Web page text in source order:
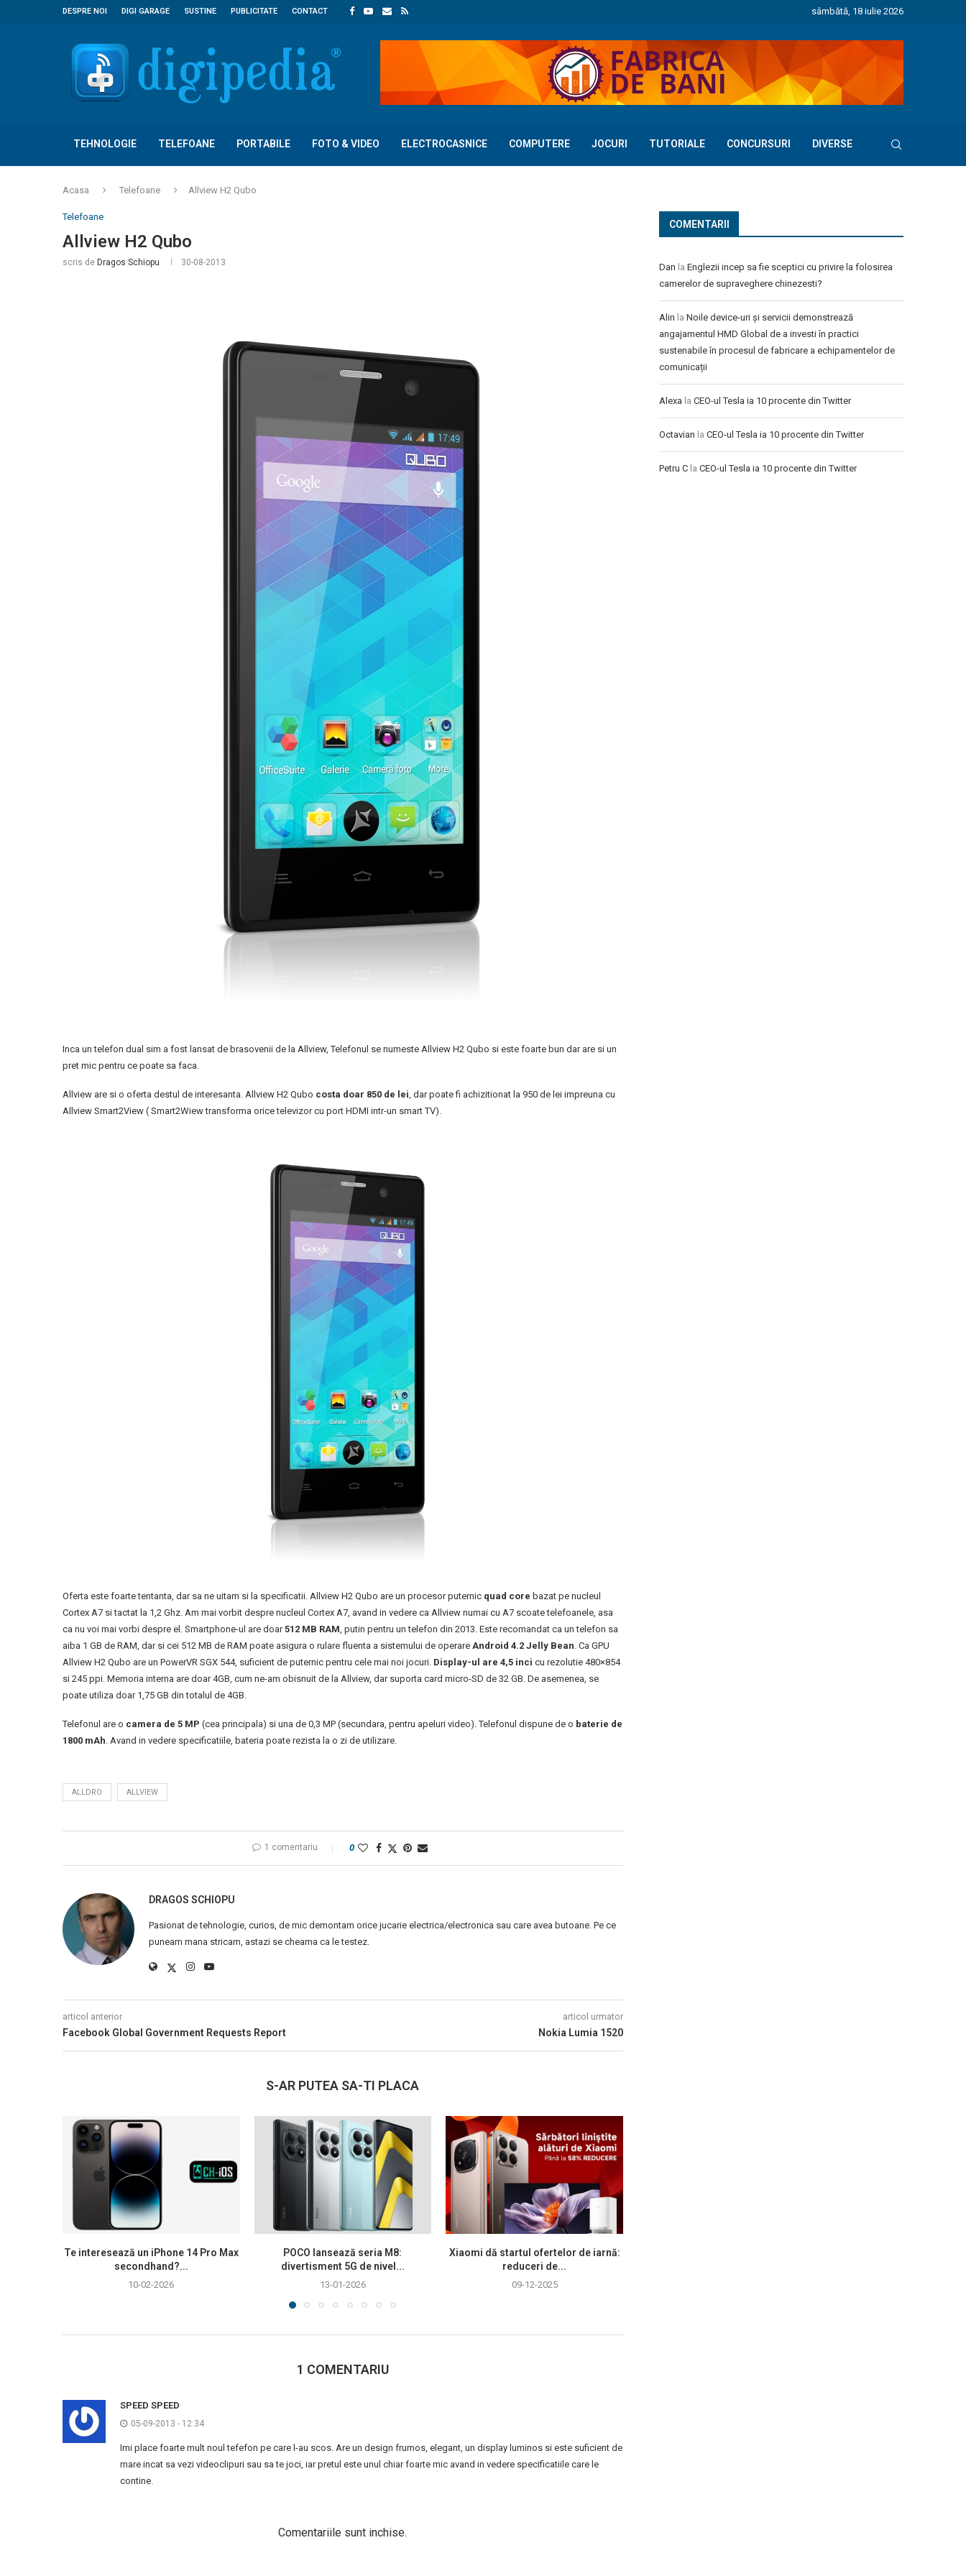
DESPRE NOI DIGI GARAGE SUSTINE PUBLICITATE CONTACT sâmbătă, 18 iulie 2026
TEHNOLOGIE TELEFOANE PORTABILE FOTO & VIDEO ELECTROCASNICE COMPUTERE JOCURI TUTORIALE CONCURSURI DIVERSE
Acasa Telefoane Allview H2 Qubo
Telefoane
Allview H2 Qubo
scris de Dragos Schiopu 30-08-2013
Inca un telefon dual sim a fost lansat de brasovenii de la Allview, Telefonul se numeste Allview H2 Qubo si este foarte bun dar are si un
pret mic pentru ce poate sa faca.
Allview are si o oferta destul de interesanta. Allview H2 Qubo costa doar 850 de lei, dar poate fi achizitionat la 950 de lei impreuna cu
Allview Smart2View ( Smart2Wiew transforma orice televizor cu port HDMI intr-un smart TV).
Oferta este foarte tentanta, dar sa ne uitam si la specificatii. Allview H2 Qubo are un procesor puternic quad core bazat pe nucleul
Cortex A7 si tactat la 1,2 Ghz. Am mai vorbit despre nucleul Cortex A7, avand in vedere ca Allview numai cu A7 scoate telefoanele, asa
ca nu voi mai vorbi despre el. Smartphone-ul are doar512 MB RAM , putin pentru un telefon din 2013. Este recomandat ca un telefon sa
aiba 1 GB de RAM, dar si cei 512 MB de RAM poate asigura o rulare fluenta a sistemului de operare Android 4.2 Jelly Bean . Ca GPU
Allview H2 Qubo are un PowerVR SGX 544, suficient de puternic pentru cele mai noi jocuri. Display-ul are 4,5 inci cu rezolutie 480×854
si 245 ppi. Memoria interna are doar 4GB, cum ne-am obisnuit de la Allview, dar suporta card micro-SD de 32 GB. De asemenea, se
poate utiliza doar 1,75 GB din totalul de 4GB.
Telefonul are o camera de 5 MP (cea principala) si una de 0,3 MP (secundara, pentru apeluri video). Telefonul dispune de o baterie de
1800 mAh . Avand in vedere specificatiile, bateria poate rezista la o zi de utilizare.
ALLDRO ALLVIEW
1 comentariu 0
DRAGOS SCHIOPU
Pasionat de tehnologie, curios, de mic demontam orice jucarie electrica/electronica sau care avea butoane. Pe ce
puneam mana stricam, astazi se cheama ca le testez.
articol anterior
Facebook Global Government Requests Report
articol urmator
Nokia Lumia 1520
S-AR PUTEA SA-TI PLACA
Te interesează un iPhone 14 Pro Max
secondhand?...
10-02-2026
POCO lansează seria M8:
divertisment 5G de nivel...
13-01-2026
Xiaomi dă startul ofertelor de iarnă:
reduceri de...
09-12-2025
1 COMENTARIU
SPEED SPEED
05-09-2013 - 12:34
Imi place foarte mult noul tefefon pe care l-au scos. Are un design frumos, elegant, un display luminos si este suficient de
mare incat sa vezi videoclipuri sau sa te joci, iar pretul este unul chiar foarte mic avand in vedere specificatiile care le
contine.
Comentariile sunt inchise.
COMENTARII
Dan la Englezii incep sa fie sceptici cu privire la folosirea
camerelor de supraveghere chinezesti?
Alin la Noile device-uri și servicii demonstrează
angajamentul HMD Global de a investi în practici
sustenabile în procesul de fabricare a echipamentelor de
comunicații
Alexa la CEO-ul Tesla ia 10 procente din Twitter
Octavian la CEO-ul Tesla ia 10 procente din Twitter
Petru C la CEO-ul Tesla ia 10 procente din Twitter